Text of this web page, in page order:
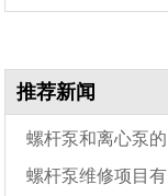
推荐新闻
螺杆泵和离心泵的
优缺点
螺杆泵维修项目有